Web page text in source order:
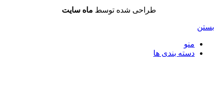
طراحی شده توسط ماه سایت
بستن
منو
دسته بندی ها